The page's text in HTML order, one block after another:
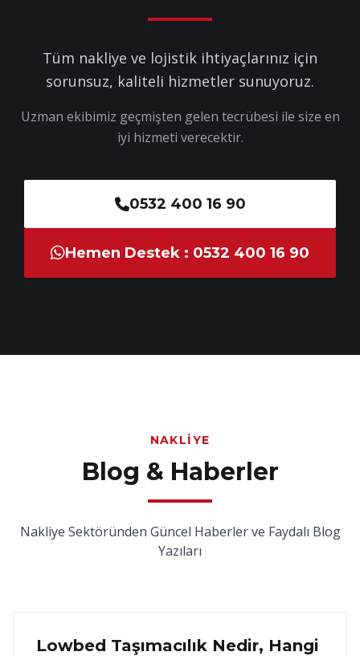
Tüm nakliye ve lojistik ihtiyaçlarınız için
sorunsuz, kaliteli hizmetler sunuyoruz.
Uzman ekibimiz geçmişten gelen tecrübesi ile size en
iyi hizmeti verecektir.
0532 400 16 90
Hemen Destek : 0532 400 16 90
NAKLIYE
Blog & Haberler
Nakliye Sektöründen Güncel Haberler ve Faydalı Blog
Yazıları
18 Haziran 2026
Lowbed Taşımacılık Nedir, Hangi